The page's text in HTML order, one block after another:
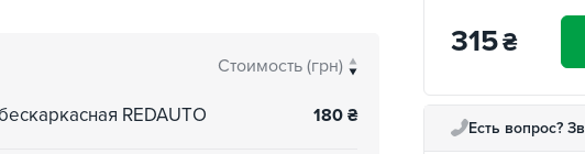
Стоимость (грн)
REDAUTO 180 ₴
315₴
Есть вопрос?